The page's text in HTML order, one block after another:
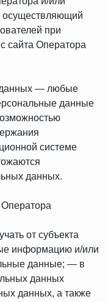
осуществляющий
при
сайта Оператора
данных — любые
данные
системе
данных.
от субъекта
информацию и/или
данные; — в
данных
данных, а также